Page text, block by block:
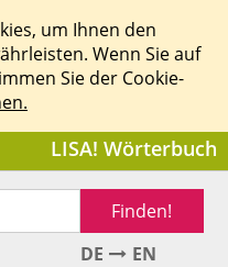
um Ihnen den
Wenn Sie auf
Sie der Cookie-
LISA! Wörterbuch
Finden!
DE
EN